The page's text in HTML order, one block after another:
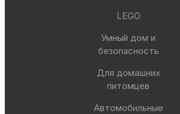
LEGO
Умный дом и
безопасность
Для домашних
питомцев
Автомобильные